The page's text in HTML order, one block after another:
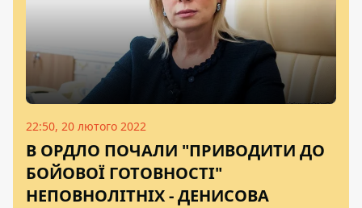
22:50, 20 лютого 2022
В ОРДЛО ПОЧАЛИ "ПРИВОДИТИ ДО
БОЙОВОЇ ГОТОВНОСТІ"
НЕПОВНОЛІТНІХ - ДЕНИСОВА